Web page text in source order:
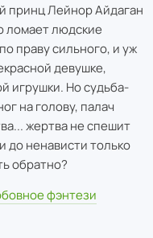
принц Лейнор Айдаган
ломает людские
праву сильного, и уж
девушке,
игрушки. Но судьба-
на голову, палач
жертва не спешит
до ненависти только
обратно?
фэнтези